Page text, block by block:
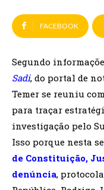
FACEBOOK
Segundo
Sadi, do portal de
Temer se reuniu
para traçar
investigação pelo
Isso porque nesta
de Constituição,
denúncia,